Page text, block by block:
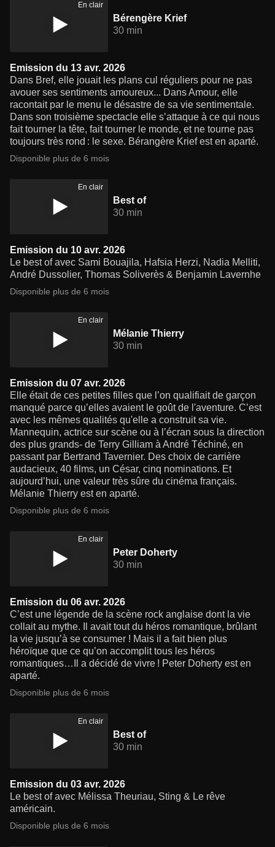
En clair
Bérengère Krief
30 min
Emission du 13 avr. 2026
Dans Bref, elle jouait les plans cul réguliers pour ne pas
avouer ses sentiments amoureux... Dans Amour, elle
racontait par le menu le désastre de sa vie sentimentale.
Dans son troisième spectacle elle s’attaque à ce qui nous
fait tourner la tête, fait tourner le monde, et ne tourne pas
toujours très rond : le sexe. Bérangère Krief est en aparté.
Disponible plus de 6 mois
En clair
Best of
30 min
Emission du 10 avr. 2026
Le best of avec Sami Bouajila, Hafsia Herzi, Nadia Melliti,
André Dussolier, Thomas Soliverès & Benjamin Lavernhe
Disponible plus de 6 mois
En clair
Mélanie Thierry
30 min
Emission du 07 avr. 2026
Elle était de ces petites filles que l’on qualifiait de garçon
manqué parce qu’elles avaient le goût de l'aventure. C’est
avec les mêmes qualités qu'elle a construit sa vie.
Mannequin, actrice sur scène ou à l’écran sous la direction
des plus grands- de Terry Gilliam à André Téchiné, en
passant par Bertrand Tavernier. Des choix de carrière
audacieux, 40 films, un César, cinq nominations. Et
aujourd’hui, une valeur très sûre du cinéma français.
Mélanie Thierry est en aparté.
Disponible plus de 6 mois
En clair
Peter Doherty
30 min
Emission du 06 avr. 2026
C’est une légende de la scène rock anglaise dont la vie
collait au mythe. Il avait tout du héros romantique, brûlant
la vie jusqu’à se consumer ! Mais il a fait bien plus
héroïque que ce qu’on accomplit tous les héros
romantiques…Il a décidé de vivre ! Peter Doherty est en
aparté.
Disponible plus de 6 mois
En clair
Best of
30 min
Emission du 03 avr. 2026
Le best of avec Mélissa Theuriau, Sting & Le rêve
américain.
Disponible plus de 6 mois